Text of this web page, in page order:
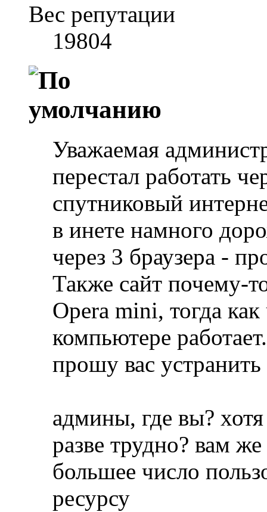
Вес репутации
19804
Уважаемая
перестал работать
спутниковый
в инете намного
через 3 браузера -
Также сайт почему-
Opera mini, тогда
компьютере
прошу вас
админы, где вы?
разве трудно? вам
большее число
ресурсу